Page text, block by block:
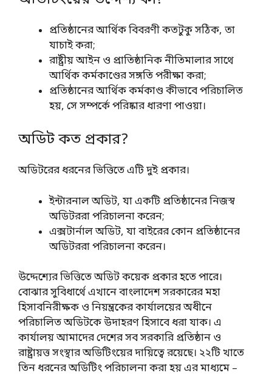
প্রতিষ্ঠানের আর্থিক বিবরণী কতটুকু সঠিক, তা
যাচাই করা;
রাষ্ট্রীয় আইন ও প্রাতিষ্ঠানিক নীতিমালার সাথে
আর্থিক কর্মকাণ্ডের সঙ্গতি পরীক্ষা করা;
প্রতিষ্ঠানের আর্থিক কর্মকাণ্ড কীভাবে পরিচালিত
হয়, সে সম্পর্কে পরিষ্কার ধারণা পাওয়া।
অডিট কত প্রকার?
অডিটরের ধরনের ভিত্তিতে এটি দুই প্রকার।
ইন্টারনাল অডিট, যা একটি প্রতিষ্ঠানের নিজস্ব
অডিটররা পরিচালনা করেন;
এক্সটার্নাল অডিট, যা বাইরের কোন প্রতিষ্ঠানের
অডিটররা পরিচালনা করেন।
উদ্দেশ্যের ভিত্তিতে অডিট কয়েক প্রকার হতে পারে।
বোঝার সুবিধার্থে এখানে বাংলাদেশ সরকারের মহা
হিসাবনিরীক্ষক ও নিয়ন্ত্রকের কার্যালয়ের অধীনে
পরিচালিত অডিটকে উদাহরণ হিসাবে ধরা যাক। এ
কার্যালয় আমাদের দেশের সব সরকারি প্রতিষ্ঠান ও
রাষ্ট্রায়ত্ত সংস্থার অডিটিংয়ের দায়িত্বে রয়েছে। ২২টি খাতে
তিন ধরনের অডিটিং পরিচালনা করা হয় এর মাধ্যমে –